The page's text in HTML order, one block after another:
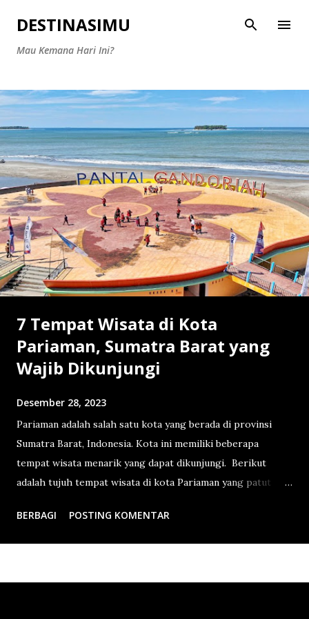
Langsung ke konten utama
DESTINASIMU
Mau Kemana Hari Ini?
7 Tempat Wisata di Kota
Pariaman, Sumatra Barat yang
Wajib Dikunjungi
Desember 28, 2023
Pariaman adalah salah satu kota yang berada di provinsi
Sumatra Barat, Indonesia. Kota ini memiliki beberapa
tempat wisata menarik yang dapat dikunjungi. Berikut
adalah tujuh tempat wisata di kota Pariaman yang patut
dengan keindahan pasir putihnya dan ombak yang tenang.
BERBAGI POSTING KOMENTAR